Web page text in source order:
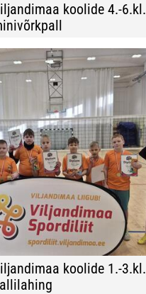
koolide 4.-6.kl.
koolide 1.-3.kl.